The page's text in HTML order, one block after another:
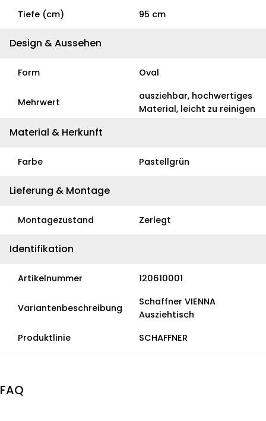
Tiefe (cm) 95 cm
Design & Aussehen
Form Oval
Mehrwert
ausziehbar, hochwertiges
Material, leicht zu reinigen
Material & Herkunft
Farbe Pastellgrün
Lieferung & Montage
Montagezustand Zerlegt
Identifikation
Artikelnummer 120610001
Variantenbeschreibung
Schaffner VIENNA
Ausziehtisch
Produktlinie
SCHAFFNER
FAQ